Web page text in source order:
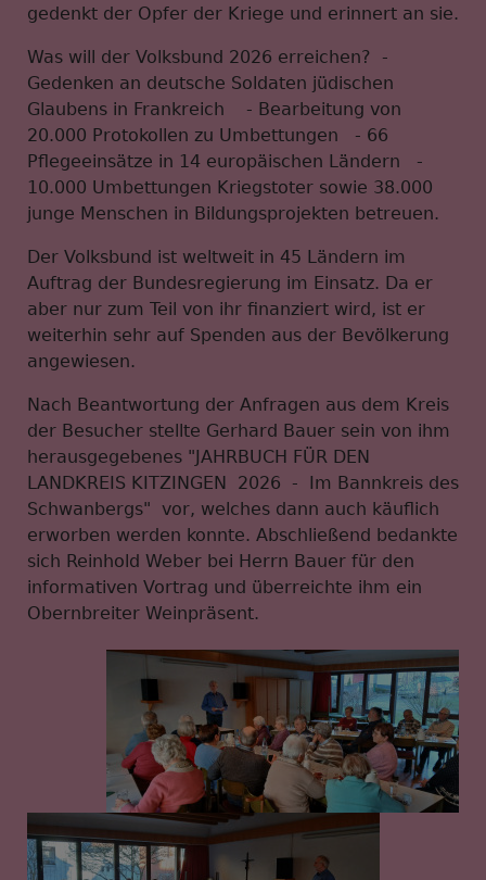
gedenkt der Opfer der Kriege und erinnert an sie.
Was will der Volksbund 2026 erreichen? -
Gedenken an deutsche Soldaten jüdischen
Glaubens in Frankreich - Bearbeitung von
20.000 Protokollen zu Umbettungen - 66
Pflegeeinsätze in 14 europäischen Ländern -
10.000 Umbettungen Kriegstoter sowie 38.000
junge Menschen in Bildungsprojekten betreuen.
Der Volksbund ist weltweit in 45 Ländern im
Auftrag der Bundesregierung im Einsatz. Da er
aber nur zum Teil von ihr finanziert wird, ist er
weiterhin sehr auf Spenden aus der Bevölkerung
angewiesen.
Nach Beantwortung der Anfragen aus dem Kreis
der Besucher stellte Gerhard Bauer sein von ihm
herausgegebenes "JAHRBUCH FÜR DEN
LANDKREIS KITZINGEN 2026 - Im Bannkreis des
Schwanbergs" vor, welches dann auch käuflich
erworben werden konnte. Abschließend bedankte
sich Reinhold Weber bei Herrn Bauer für den
informativen Vortrag und überreichte ihm ein
Obernbreiter Weinpräsent.